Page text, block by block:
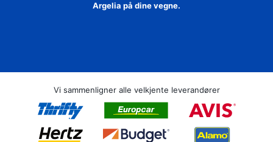
Argelia på dine vegne.
Vi sammenligner alle velkjente leverandører